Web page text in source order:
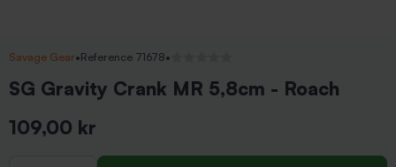
Savage Gear•Reference 71678•
SG Gravity Crank MR 5,8cm - Roach
109,00 kr